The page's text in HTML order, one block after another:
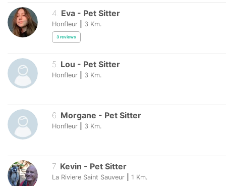
4 Eva - Pet Sitter
Honfleur 3 Km.
3 reviews
5 Lou - Pet Sitter
Honfleur 3 Km.
6. Morgane - Pet Sitter
Honfleur 3 Km.
7. Kevin - Pet Sitter
La Riviere Saint Sauveur 1 Km.